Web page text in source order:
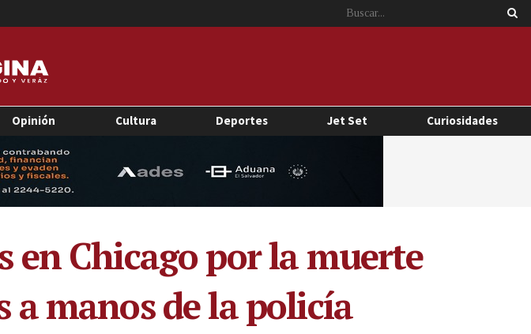
Opinión Cultura Deportes Jet Set Curiosidades
en Chicago por la muerte
a manos de la policía